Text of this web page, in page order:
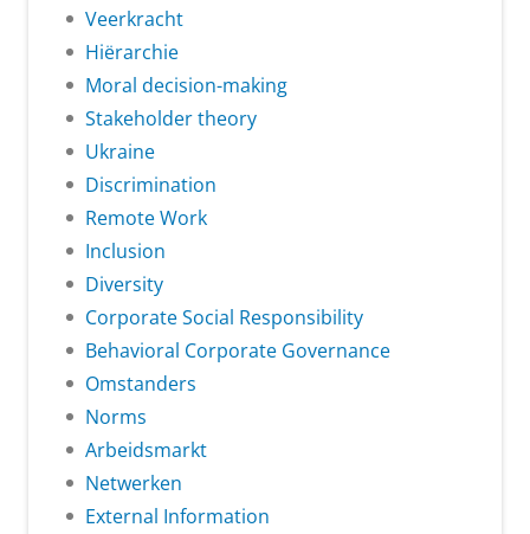
Veerkracht
Hiërarchie
Moral decision-making
Stakeholder theory
Ukraine
Discrimination
Remote Work
Inclusion
Diversity
Corporate Social Responsibility
Behavioral Corporate Governance
Omstanders
Norms
Arbeidsmarkt
Netwerken
External Information